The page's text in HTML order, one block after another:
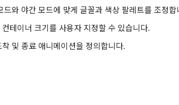
드와 야간 모드에 맞게 글꼴과 색상 팔레트를 조정합
테이너 크기를 사용자 지정할 수 있습니다.
및 종료 애니메이션을 정의합니다.